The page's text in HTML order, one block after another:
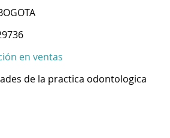
en ventas
de la practica odontologica